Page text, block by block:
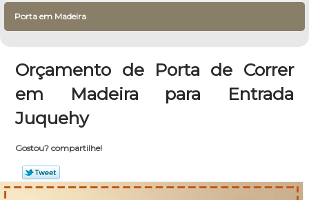
Porta em Madeira
Orçamento de Porta de Correr
em Madeira para Entrada
Juquehy
Gostou? compartilhe!